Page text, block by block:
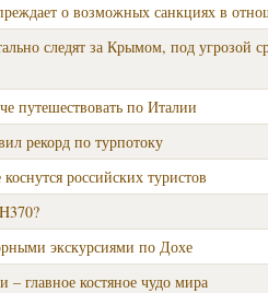
о возможных санкциях в
следят за Крымом, под угрозой
путешествовать по Италии
рекорд по турпотоку
российских туристов
экскурсиями по Дохе
главное костяное чудо мира